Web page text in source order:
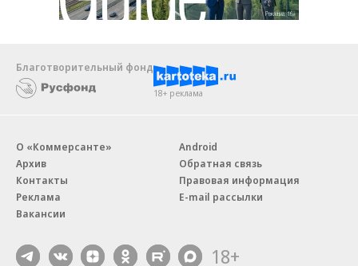
Благотворительный фонд
18+ реклама
О «Коммерсанте»
Архив
Контакты
Реклама
Вакансии
Android
Обратная связь
Правовая информация
E-mail рассылки
18+